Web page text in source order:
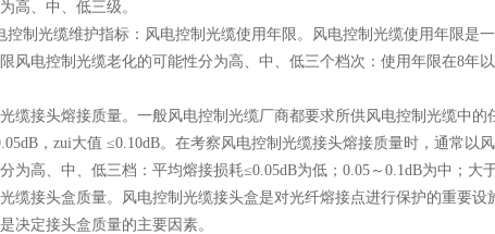
高、中、低三级。
光缆维护指标：风电控制光缆使用年限。风电控制光缆使用年限是
风电控制光缆老化的可能性分为高、中、低三个档次：使用年限在8年
接头熔接质量。一般风电控制光缆厂商都要求所供风电控制光缆中的
，zui大值 ≤0.10dB。在考察风电控制光缆接头熔接质量时，通常以
为高、中、低三档：平均熔接损耗≤0.05dB为低；0.05～0.1dB为中；大于
接头盒质量。风电控制光缆接头盒是对光纤熔接点进行保护的重要设
决定接头盒质量的主要因素。